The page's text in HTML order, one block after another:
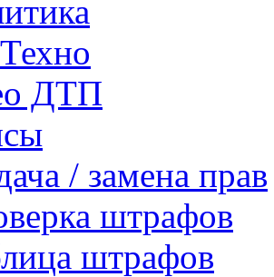
ДТП
/ замена прав
штрафов
штрафов